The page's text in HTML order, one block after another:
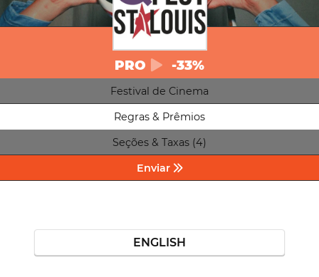
PRO -33%
Festival de Cinema
Regras & Prêmios
Seções & Taxas (4)
Enviar
ENGLISH